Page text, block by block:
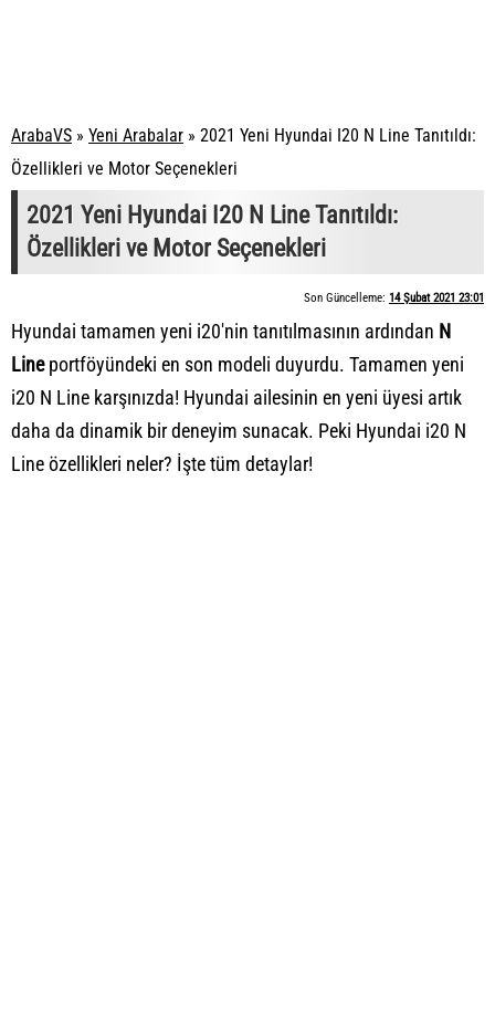
ArabaVS » Yeni Arabalar » 2021 Yeni Hyundai I20 N Line Tanıtıldı:
Özellikleri ve Motor Seçenekleri
2021 Yeni Hyundai I20 N Line Tanıtıldı:
Özellikleri ve Motor Seçenekleri
Son Güncelleme: 14 Şubat 2021 23:01
Hyundai tamamen yeni i20'nin tanıtılmasının ardından N
Lineportföyündeki en son modeli duyurdu. Tamamen yeni
i20 N Line karşınızda! Hyundai ailesinin en yeni üyesi artık
daha da dinamik bir deneyim sunacak. Peki Hyundai i20 N
Line özellikleri neler? İşte tüm detaylar!